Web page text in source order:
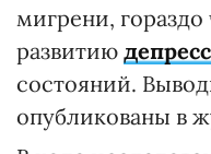
мигрени,
развитию
состояний.
опубликованы в